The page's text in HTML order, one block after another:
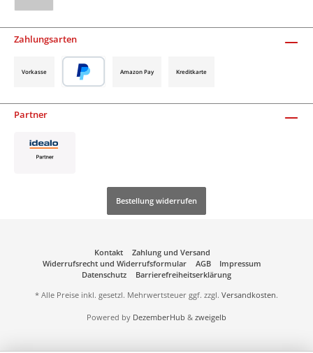
Zahlungsarten
Vorkasse Amazon Pay Kreditkarte
Partner
Bestellung widerrufen
Kontakt
Zahlung und Versand
Widerrufsrecht und Widerrufsformular
AGB
Impressum
Datenschutz
Barrierefreiheitserklärung
* Alle Preise inkl. gesetzl. Mehrwertsteuer ggf. zzgl. Versandkosten.
Powered by DezemberHub & zweigelb